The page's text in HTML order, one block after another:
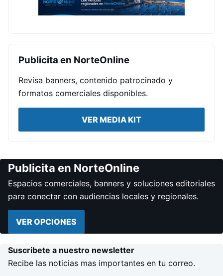
Publicita en NorteOnline
Revisa banners, contenido patrocinado y
formatos comerciales disponibles.
VER MEDIA KIT
Publicita en NorteOnline
Espacios comerciales, banners y soluciones editoriales
para conectar con audiencias locales y regionales.
VER OPCIONES
Suscribete a nuestro newsletter
Recibe las noticias mas importantes en tu correo.